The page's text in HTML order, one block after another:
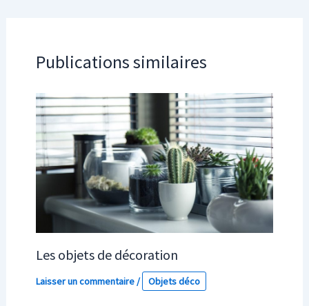
Publications similaires
Les objets de décoration
Laisser un commentaire/ Objets déco